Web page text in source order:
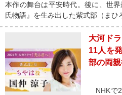
本作の舞台は平安時代。後に、世
氏物語』を生み出した紫式部（まひ
大河ド
11人を
部の両
NHKで